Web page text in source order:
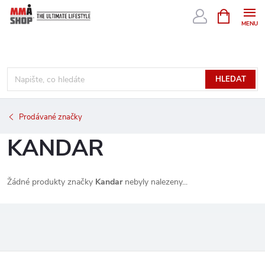
Přejít
HLEDAT
NÁKUPNÍ
KOŠÍK
Prodávané značky
KANDAR
Žádné produkty značky Kandarnebyly nalezeny...